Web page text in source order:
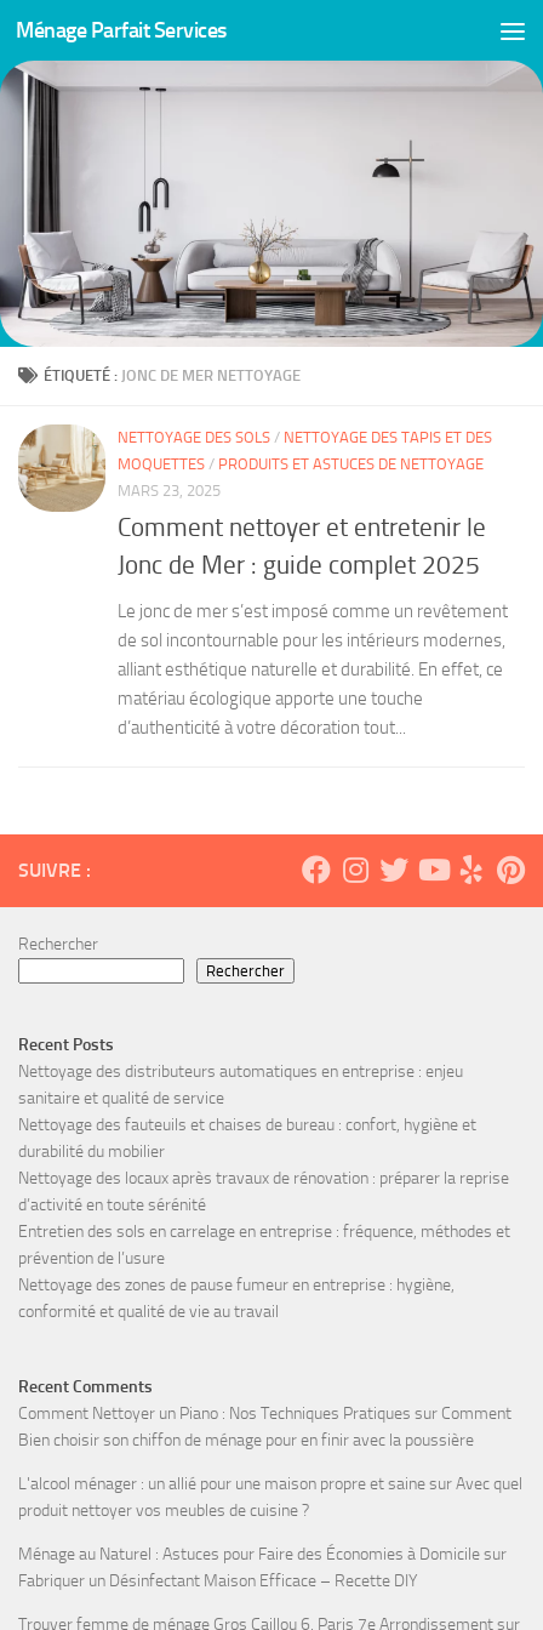
Skip to content
Ménage Parfait Services
ÉTIQUETÉ : JONC DE MER NETTOYAGE
NETTOYAGE DES SOLS / NETTOYAGE DES TAPIS ET DES
MOQUETTES / PRODUITS ET ASTUCES DE NETTOYAGE
MARS 23, 2025
Comment nettoyer et entretenir le
Jonc de Mer : guide complet 2025
Le jonc de mer s’est imposé comme un revêtement
de sol incontournable pour les intérieurs modernes,
alliant esthétique naturelle et durabilité. En effet, ce
matériau écologique apporte une touche
d’authenticité à votre décoration tout...
SUIVRE :
Rechercher
Rechercher
Recent Posts
Nettoyage des distributeurs automatiques en entreprise : enjeu
sanitaire et qualité de service
Nettoyage des fauteuils et chaises de bureau : confort, hygiène et
durabilité du mobilier
Nettoyage des locaux après travaux de rénovation : préparer la reprise
d’activité en toute sérénité
Entretien des sols en carrelage en entreprise : fréquence, méthodes et
prévention de l’usure
Nettoyage des zones de pause fumeur en entreprise : hygiène,
conformité et qualité de vie au travail
Recent Comments
Comment Nettoyer un Piano : Nos Techniques Pratiques sur Comment
Bien choisir son chiffon de ménage pour en finir avec la poussière
L'alcool ménager : un allié pour une maison propre et sainesurAvec quel
produit nettoyer vos meubles de cuisine ?
Ménage au Naturel : Astuces pour Faire des Économies à Domicilesur
Fabriquer un Désinfectant Maison Efficace – Recette DIY
Trouver femme de ménage Gros Caillou 6, Paris 7e Arrondissementsur